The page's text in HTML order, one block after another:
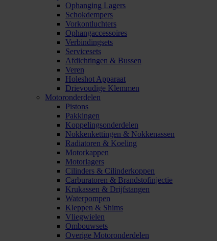
Ophanging Lagers
Schokdempers
Vorkontluchters
Ophangaccessoires
Verbindingsets
Servicesets
Afdichtingen & Bussen
Veren
Holeshot Apparaat
Drievoudige Klemmen
Motoronderdelen
Pistons
Pakkingen
Koppelingsonderdelen
Nokkenkettingen & Nokkenassen
Radiatoren & Koeling
Motorkappen
Motorlagers
Cilinders & Cilinderkoppen
Carburatoren & Brandstofinjectie
Krukassen & Drijfstangen
Waterpompen
Kleppen & Shims
Vliegwielen
Ombouwsets
Overige Motoronderdelen